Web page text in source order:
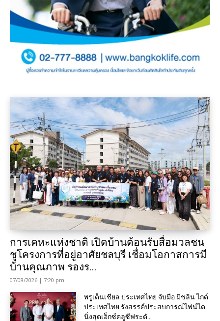
การเคหะแห่งชาติ เปิดบ้านต้อนรับสื่อมวลชน
ชูโครงการที่อยู่อาศัยชลบุรี เชื่อมโอกาสการมี
บ้านคุณภาพ รองร...
07/08/2026 | 7:20 pm
พรูเด็นเชียล ประเทศไทย จับมือ มิชลิน ไกด์
ประเทศไทย รังสรรค์ประสบการณ์ไฟน์ได
นิ่งสุดเอ็กซ์คลูซีฟระดั...